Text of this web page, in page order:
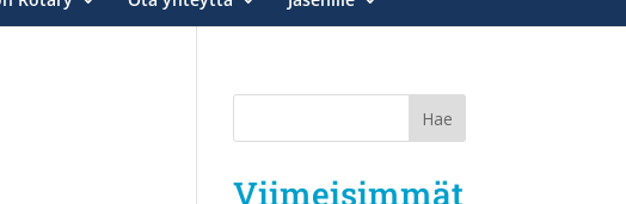
Viimeisimmät